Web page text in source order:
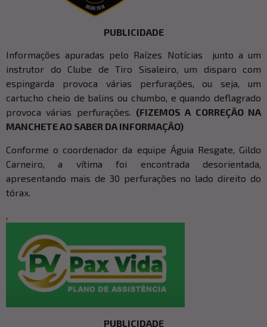
PUBLICIDADE
Informações apuradas pelo Raízes Notícias junto a um
instrutor do Clube de Tiro Sisaleiro, um disparo com
espingarda provoca várias perfurações, ou seja, um
cartucho cheio de balins ou chumbo, e quando deflagrado
provoca várias perfurações. (FIZEMOS A CORREÇÃO NA
MANCHETE AO SABER DA INFORMAÇÃO)
Conforme o coordenador da equipe Águia Resgate, Gildo
Carneiro, a vítima foi encontrada desorientada,
apresentando mais de 30 perfurações no lado direito do
tórax.
,
PUBLICIDADE